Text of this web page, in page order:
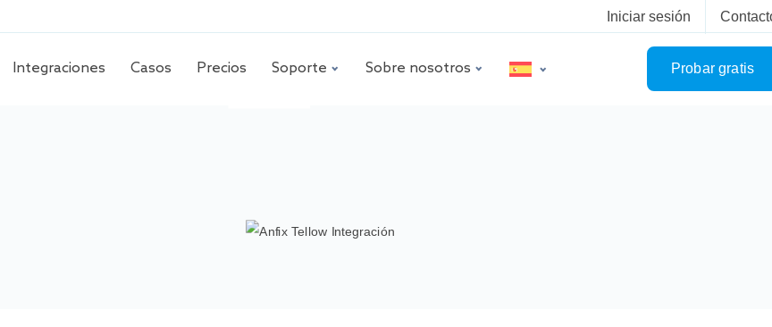
Iniciar sesión
Integraciones Casos Precios Soporte Sobre nosotros Probar gratis